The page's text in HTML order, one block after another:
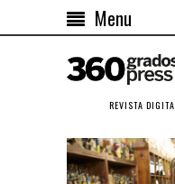
Menu
REVISTA